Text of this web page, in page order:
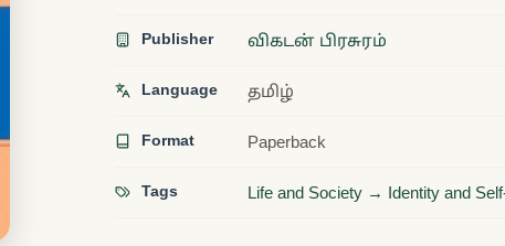
Publisher விகடன் பிரசுரம்
Language தமிழ்
Format Paperback
Tags Life and Society → Identity and